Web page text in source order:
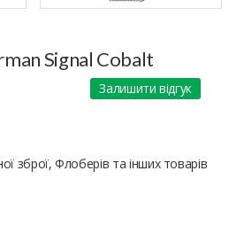
Signal Cobalt
Залишити відгук
зброї, Флоберів та інших товарів